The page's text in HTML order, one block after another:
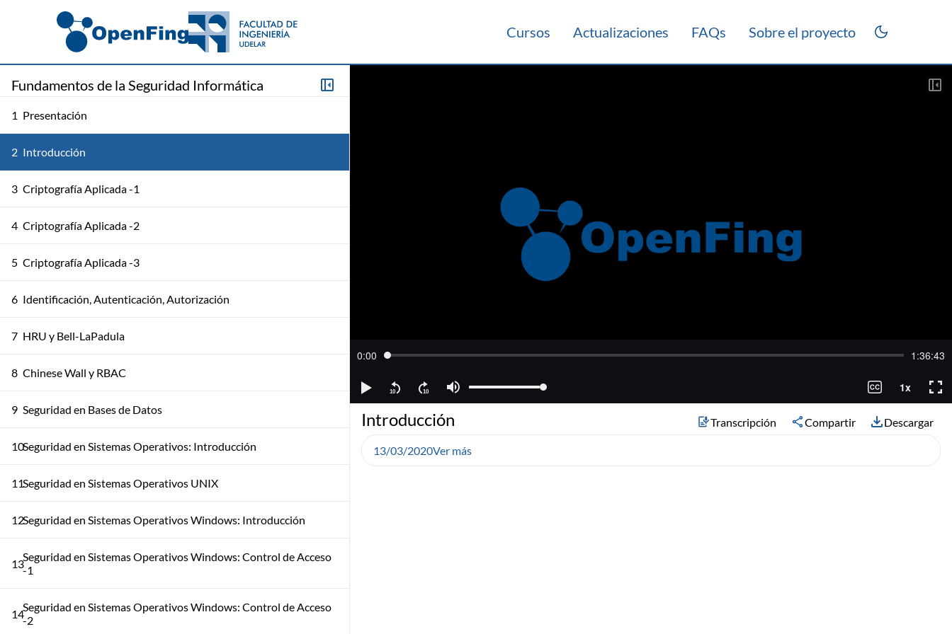
Cursos Actualizaciones FAQs Sobre el proyecto
Fundamentos de la Seguridad Informática
1 Presentación
2 Introducción
3 Criptografía Aplicada -1
4 Criptografía Aplicada -2
5 Criptografía Aplicada -3
6 Identificación, Autenticación, Autorización
7 HRU y Bell-LaPadula
8 Chinese Wall y RBAC
9 Seguridad en Bases de Datos
10Seguridad en Sistemas Operativos: Introducción
11Seguridad en Sistemas Operativos UNIX
12Seguridad en Sistemas Operativos Windows: Introducción
13Seguridad en Sistemas Operativos Windows: Control de Acceso
-1
14Seguridad en Sistemas Operativos Windows: Control de Acceso
-2
Introducción Transcripción Compartir Descargar
13/03/2020Ver más